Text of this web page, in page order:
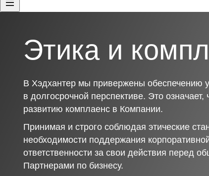
Этика и
В Хэдхантер мы привержены обеспечению
в долгосрочной перспективе. Это
развитию комплаенс в Компании.
Принимая и строго соблюдая этические
необходимости поддержания
ответственности за свои действия перед
Партнерами по бизнесу.